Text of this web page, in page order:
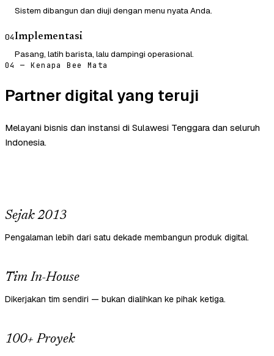
Sistem dibangun dan diuji dengan menu nyata Anda.
04Implementasi
Pasang, latih barista, lalu dampingi operasional.
04 — Kenapa Bee Mata
Partner digital yang teruji
Melayani bisnis dan instansi di Sulawesi Tenggara dan seluruh
Indonesia.
Sejak 2013
Pengalaman lebih dari satu dekade membangun produk digital.
Tim In-House
Dikerjakan tim sendiri — bukan dialihkan ke pihak ketiga.
100+ Proyek